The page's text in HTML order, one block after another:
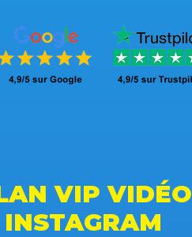
VIP VIDÉO
INSTAGRAM